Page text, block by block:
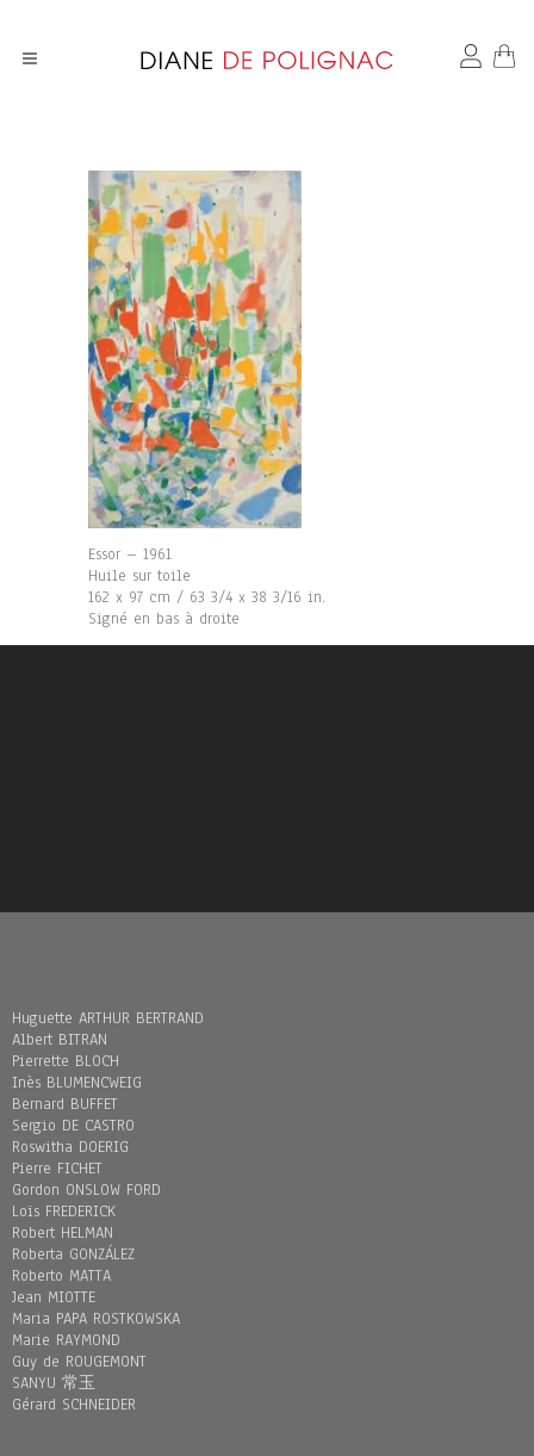
Essor – 1961
Huile sur toile
162 x 97 cm / 63 3/4 x 38 3/16 in.
Signé en bas à droite
Huguette ARTHUR BERTRAND
Albert BITRAN
Pierrette BLOCH
Inès BLUMENCWEIG
Bernard BUFFET
Sergio DE CASTRO
Roswitha DOERIG
Pierre FICHET
Gordon ONSLOW FORD
Loïs FREDERICK
Robert HELMAN
Roberta GONZÁLEZ
Roberto MATTA
Jean MIOTTE
Maria PAPA ROSTKOWSKA
Marie RAYMOND
Guy de ROUGEMONT
SANYU 常玉
Gérard SCHNEIDER